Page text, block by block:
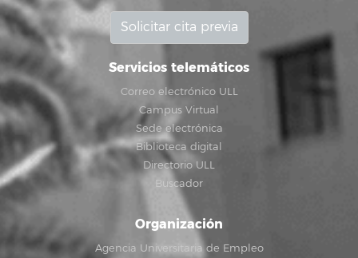
Solicitar cita previa
Servicios telemáticos
Correo electrónico ULL
Campus Virtual
Sede electrónica
Biblioteca digital
Directorio ULL
Buscador
Organización
Agencia Universitaria de Empleo